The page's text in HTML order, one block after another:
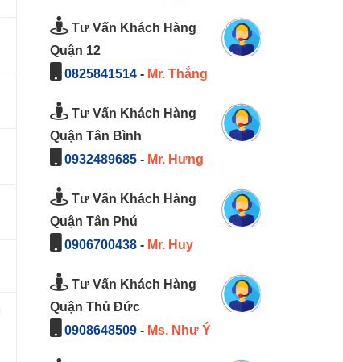
Tư Vấn Khách Hàng
Quận 12
0825841514- Mr. Thắng
Tư Vấn Khách Hàng
Quận Tân Bình
0932489685- Mr. Hưng
Tư Vấn Khách Hàng
Quận Tân Phú
0906700438- Mr. Huy
Tư Vấn Khách Hàng
Quận Thủ Đức
0908648509- Ms. Như Ý